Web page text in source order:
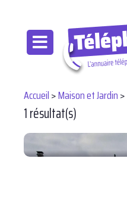
Accueil>Maison et Jardin>
1 résultat(s)